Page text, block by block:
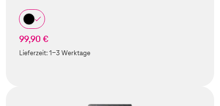
99,90 €
Lieferzeit:1-3 Werktage